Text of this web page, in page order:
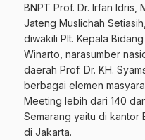
BNPT Prof. Dr. Irfan Idris,
Jateng Muslichah
diwakili Plt. Kepala
Winarto, narasumber
daerah Prof. Dr. KH.
berbagai elemen
Meeting lebih dari 140
Semarang yaitu di kantor
di Jakarta.